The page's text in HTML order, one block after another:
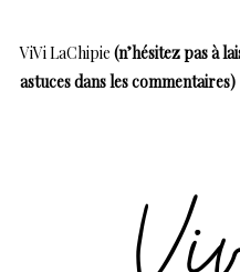
ViVi LaChipie (n’hésitez pas à
astuces dans les commentaires)